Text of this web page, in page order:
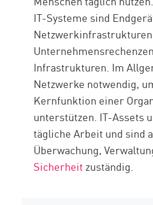
IT-Systeme sind
Infrastrukturen. Im
Netzwerke notwendig,
Kernfunktion einer
unterstützen. IT-Assets
tägliche Arbeit und sind
Überwachung,
Sicherheit zuständig.